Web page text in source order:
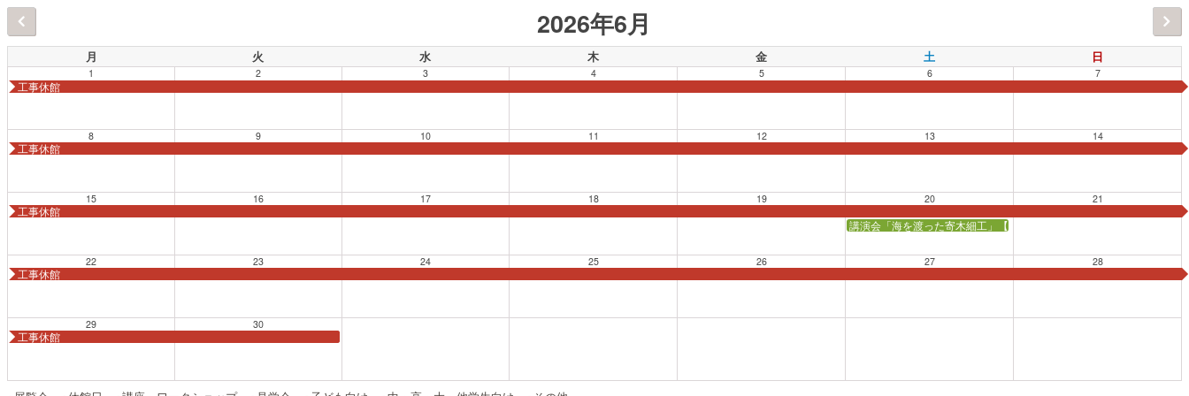
2026年6月
月 火 水 木 金 土 日
1
工事休館
2 3 4 5 6 7
8
工事休館
9 10 11 12 13 14
15
工事休館
16 17 18 19 20
講演会「海を渡った寄木細工」【会場：日本丸メモリアルパーク 会議
21
22
工事休館
23 24 25 26 27 28
29
工事休館
30